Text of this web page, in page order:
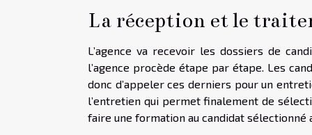
La réception et le
L’agence va recevoir les dossiers de
l’agence procède étape par étape. Les
donc d’appeler ces derniers pour un
l’entretien qui permet finalement de
faire une formation au candidat sélectionné